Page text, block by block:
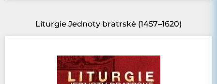
Liturgie Jednoty bratrské (1457–1620)